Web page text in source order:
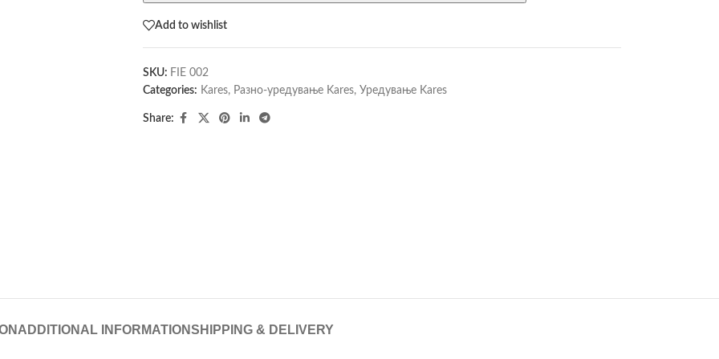
Add to wishlist
SKU: FIE 002
Categories: Kares, Разно-уредување Kares, Уредување Kares
Share:
ADDITIONAL INFORMATIONSHIPPING & DELIVERY